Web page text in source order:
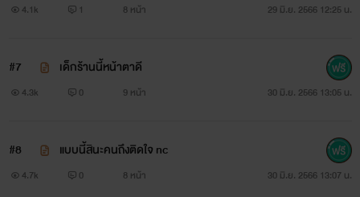
4.1k 1 8 หน้า 29 มิ.ย. 2566 12:25 น.
#7 เด็กร้านนี้หน้าตาดี
4.3k 0 9 หน้า 30 มิ.ย. 2566 13:05 น.
#8 แบบนี้สินะคนถึงติดใจ nc
4.7k 0 8 หน้า 30 มิ.ย. 2566 13:07 น.